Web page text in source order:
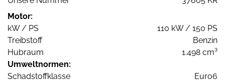
Motor:
kW / PS
110 kW / 150 PS
Treibstoff
Benzin
Hubraum
1.498 cm³
Umweltnormen:
Schadstoffklasse
Euro6